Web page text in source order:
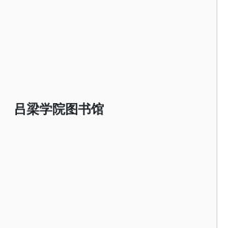
吕梁学院图书馆